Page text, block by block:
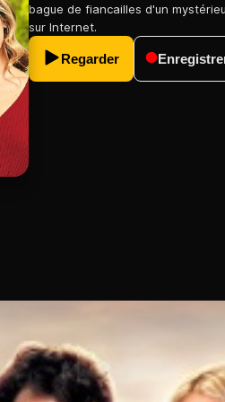
bague de fiancailles d'un
sur Internet.
Regarder